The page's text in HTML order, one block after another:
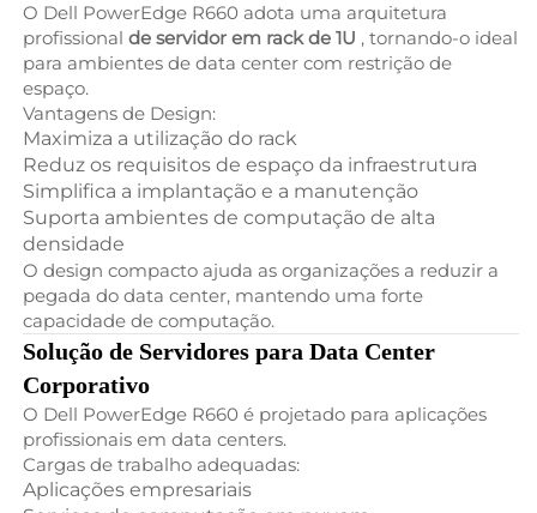
O Dell PowerEdge R660 adota uma arquitetura
profissional de servidor em rack de 1U , tornando-o ideal
para ambientes de data center com restrição de
espaço.
Vantagens de Design:
Maximiza a utilização do rack
Reduz os requisitos de espaço da infraestrutura
Simplifica a implantação e a manutenção
Suporta ambientes de computação de alta
densidade
O design compacto ajuda as organizações a reduzir a
pegada do data center, mantendo uma forte
capacidade de computação.
Solução de Servidores para Data Center
Corporativo
O Dell PowerEdge R660 é projetado para aplicações
profissionais em data centers.
Cargas de trabalho adequadas:
Aplicações empresariais